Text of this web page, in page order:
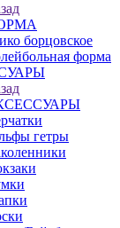
борцовское
форма
гетры